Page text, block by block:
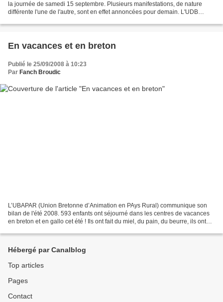
la journée de samedi 15 septembre. Plusieurs manifestations, de nature
différente l'une de l'autre, sont en effet annoncées pour demain. L'UDB
En vacances et en breton
Publié le 25/09/2008 à 10:23
Par Fanch Broudic
L’UBAPAR (Union Bretonne d’Animation en PAys Rural) communique son
bilan de l'été 2008. 593 enfants ont séjourné dans les centres de vacances
en breton et en gallo cet été ! Ils ont fait du miel, du pain, du beurre, ils ont
Hébergé par Canalblog
Top articles
Pages
Contact